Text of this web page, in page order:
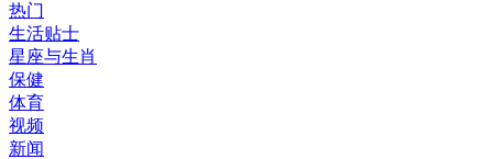
热门
生活贴士
星座与生肖
保健
体育
视频
新闻